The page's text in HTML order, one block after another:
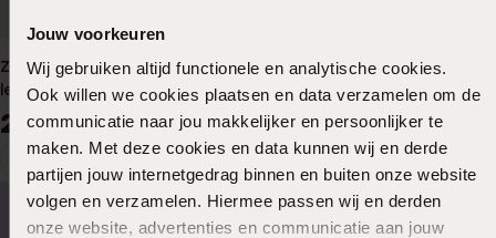
Jouw voorkeuren
Wij gebruiken altijd functionele en analytische cookies.
Ook willen we cookies plaatsen en data verzamelen om de
communicatie naar jou makkelijker en persoonlijker te
maken. Met deze cookies en data kunnen wij en derde
partijen jouw internetgedrag binnen en buiten onze website
volgen en verzamelen. Hiermee passen wij en derden
onze website, advertenties en communicatie aan jouw
Zilveren goldplated hanger
levensboom
2999
Huidige
pagina
1
naar
pagina